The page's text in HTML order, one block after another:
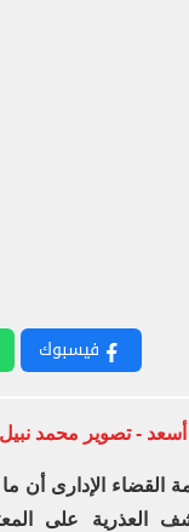
فيسبوك
- تصوير محمد نبيل
القضاء الإدارى أن
العذرية على